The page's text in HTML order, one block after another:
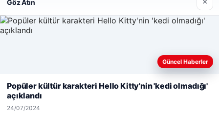
Prenses Night Club
29/04/2026
© 2026 Haber Denizi – Güncel Haberler
Web sitemizi nasıl kullandığınızı daha iyi anlayabilmek,
kullanıyoruz.Çerez Politikamız
Göz Atın ×
Güncel Haberler
Popüler kültür karakteri Hello Kitty'nin 'kedi olmadığı'
açıklandı
24/07/2024